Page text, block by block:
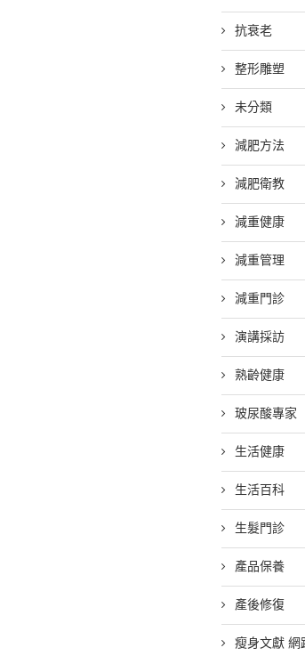
抗衰老
整形雕塑
未分類
減肥方法
減肥衛教
減重健康
減重管理
減重門診
演講採訪
熟齡健康
玻尿酸專家
生活健康
生活百科
生髮門診
產品保養
產後修復
瘦身文獻 網